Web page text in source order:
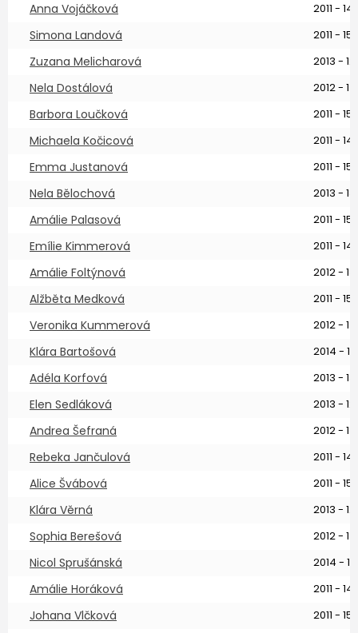
Anna Vojáčková 2011 - 14
Simona Landová 2011 - 15
Zuzana Melicharová 2013 -
Nela Dostálová 2012 -
Barbora Loučková 2011 - 15
Michaela Kočicová 2011 - 14
Emma Justanová 2011 - 15
Nela Bělochová 2013 -
Amálie Palasová 2011 - 15
Emílie Kimmerová 2011 - 14
Amálie Foltýnová 2012 -
Alžběta Medková 2011 - 15
Veronika Kummerová 2012 -
Klára Bartošová 2014 - 11
Adéla Korfová 2013 -
Elen Sedláková 2013 -
Andrea Šefraná 2012 -
Rebeka Jančulová 2011 - 14
Alice Švábová 2011 - 15
Klára Věrná 2013 -
Sophia Berešová 2012 -
Nicol Sprušánská 2014 -
Amálie Horáková 2011 - 14
Johana Vlčková 2011 - 15